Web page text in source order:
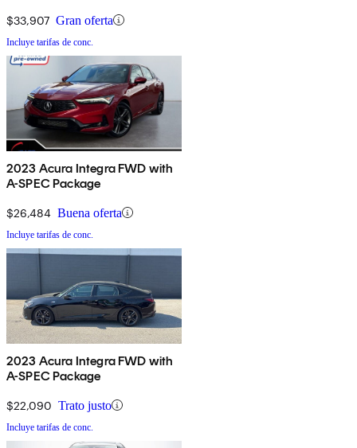
$33,907 Gran oferta
Incluye tarifas de conc.
2023 Acura Integra FWD with
A-SPEC Package
$26,484 Buena oferta
Incluye tarifas de conc.
2023 Acura Integra FWD with
A-SPEC Package
$22,090 Trato justo
Incluye tarifas de conc.